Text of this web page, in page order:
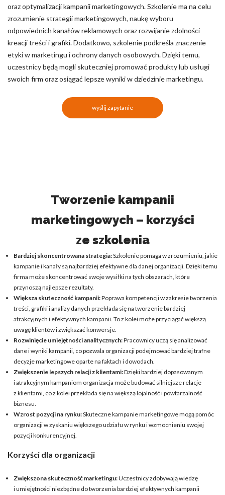
oraz optymalizacji kampanii marketingowych. Szkolenie ma na celu
zrozumienie strategii marketingowych, naukę wyboru
odpowiednich kanałów reklamowych oraz rozwijanie zdolności
kreacji treści i grafiki. Dodatkowo, szkolenie podkreśla znaczenie
etyki w marketingu i ochrony danych osobowych. Dzięki temu,
uczestnicy będą mogli skuteczniej promować produkty lub usługi
swoich firm oraz osiągać lepsze wyniki w dziedzinie marketingu.
wyślij zapytanie
Tworzenie kampanii
marketingowych – korzyści
ze szkolenia
Bardziej skoncentrowana strategia:Szkolenie pomaga w zrozumieniu, jakie
kampanie i kanały są najbardziej efektywne dla danej organizacji. Dzięki temu
firma może skoncentrować swoje wysiłki na tych obszarach, które
przynoszą najlepsze rezultaty.
Większa skuteczność kampanii:Poprawa kompetencji w zakresie tworzenia
treści, grafiki i analizy danych przekłada się na tworzenie bardziej
atrakcyjnych i efektywnych kampanii. To z kolei może przyciągać większą
uwagę klientów i zwiększać konwersje.
Rozwinięcie umiejętności analitycznych:Pracownicy uczą się analizować
dane i wyniki kampanii, co pozwala organizacji podejmować bardziej trafne
decyzje marketingowe oparte na faktach i dowodach.
Zwiększenie lepszych relacji z klientami:Dzięki bardziej dopasowanym
i atrakcyjnym kampaniom organizacja może budować silniejsze relacje
z klientami, co z kolei przekłada się na większą lojalność i powtarzalność
biznesu.
Wzrost pozycji na rynku:Skuteczne kampanie marketingowe mogą pomóc
organizacji w zyskaniu większego udziału w rynku i wzmocnieniu swojej
pozycji konkurencyjnej.
Korzyści dla organizacji
Zwiększona skuteczność marketingu:Uczestnicy zdobywają wiedzę
i umiejętności niezbędne do tworzenia bardziej efektywnych kampanii